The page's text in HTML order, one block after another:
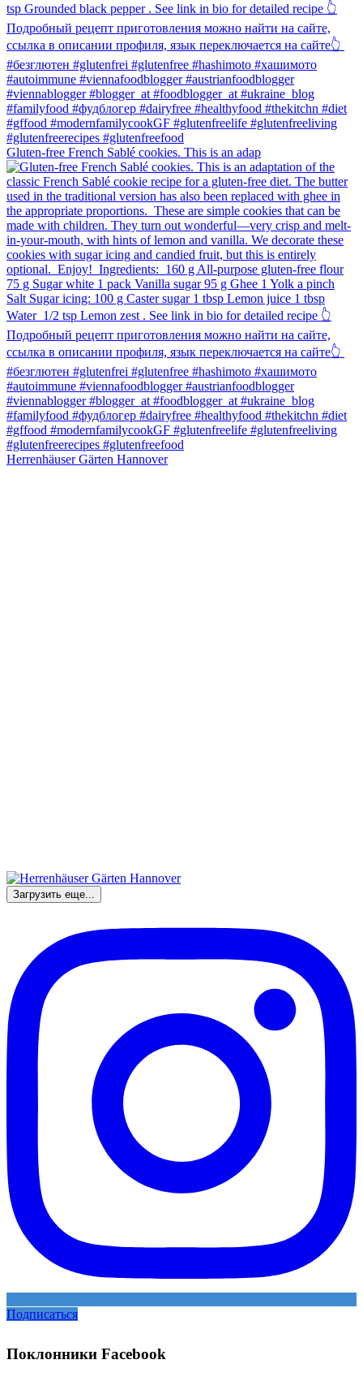
Gluten-free French Sablé cookies.⁠ This is an adap
Herrenhäuser Gärten Hannover
Загрузить еще...
Подписаться
Поклонники Facebook